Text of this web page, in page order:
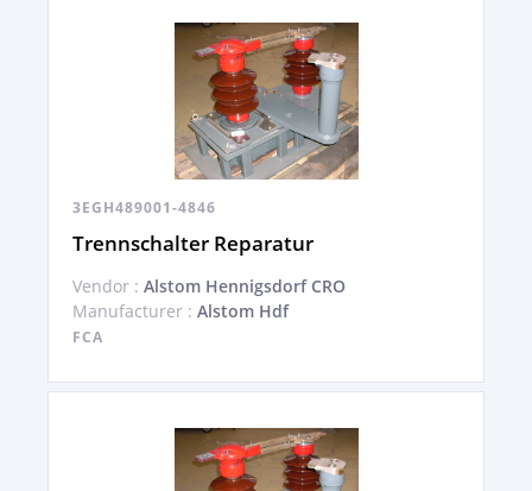
3EGH489001-4846
Trennschalter Reparatur
Vendor : Alstom Hennigsdorf CRO
Manufacturer : Alstom Hdf
FCA